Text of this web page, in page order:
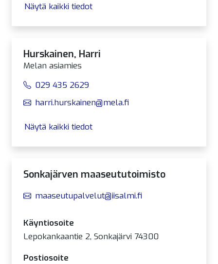
Näytä kaikki tiedot
Hurskainen, Harri
Melan asiamies
029 435 2629
harri.hurskainen@mela.fi
Näytä kaikki tiedot
Sonkajärven maaseututoimisto
maaseutupalvelut@iisalmi.fi
Käyntiosoite
Lepokankaantie 2, Sonkajärvi 74300
Postiosoite